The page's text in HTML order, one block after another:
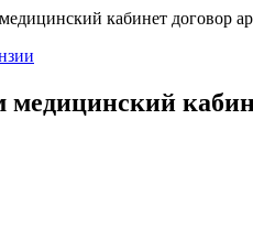
кабинет договор